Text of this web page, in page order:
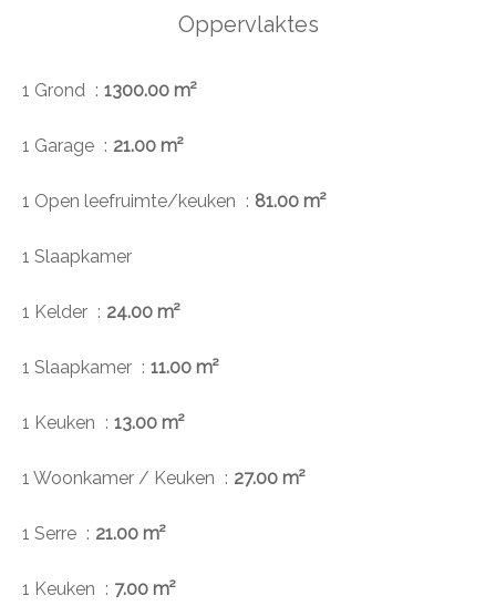
Oppervlaktes
1 Grond 1300.00 m²
1 Garage 21.00 m²
1 Open leefruimte/keuken 81.00 m²
1 Slaapkamer
1 Kelder 24.00 m²
1 Slaapkamer 11.00 m²
1 Keuken 13.00 m²
1 Woonkamer / Keuken 27.00 m²
1 Serre 21.00 m²
1 Keuken 7.00 m²